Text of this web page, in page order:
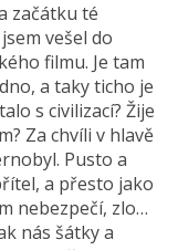
začátku té
vešel do
filmu. Je tam
a taky ticho je
s civilizací? Žije
Za chvíli v hlavě
Pusto a
a přesto jako
nebezpečí, zlo…
nás šátky a